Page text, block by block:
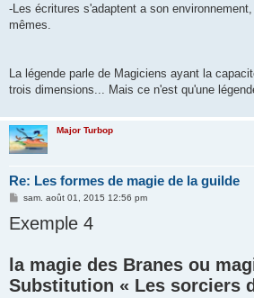
-Les écritures s'adaptent a son
mêmes.
La légende parle de Magiciens ayant la
trois dimensions... Mais ce n'est qu'une
Major Turbop
Re: Les formes de magie de la guilde
M
s
s
e
sam. août 01, 2015 12:56 pm
Exemple 4
la magie des Branes ou
Substitution « Les sorciers